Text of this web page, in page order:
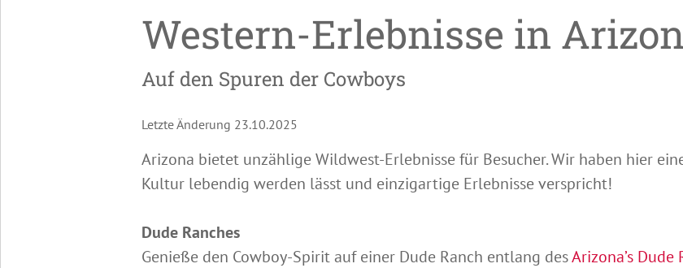
Western-Erlebnisse in
Auf den Spuren der Cowboys
Letzte Änderung 23.10.2025
Arizona bietet unzählige Wildwest-Erlebnisse für Besucher. Wir haben hier
Kultur lebendig werden lässt und einzigartige Erlebnisse verspricht!
Dude Ranches
Genieße den Cowboy-Spirit auf einer Dude Ranch entlang desArizona’s